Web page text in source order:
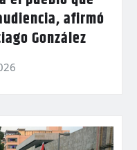
afirmó
González